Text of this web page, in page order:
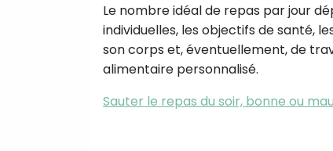
Le nombre idéal de repas par jour
individuelles, les objectifs de santé,
son corps et, éventuellement, de
alimentaire personnalisé.
Sauter le repas du soir, bonne ou